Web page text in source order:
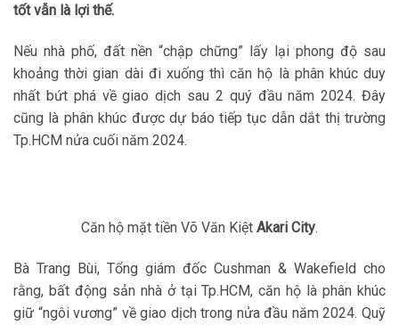
tốt vẫn là lợi thế.
Nếu nhà phố, đất nền “chập chững” lấy lại phong độ sau
khoảng thời gian dài đi xuống thì căn hộ là phân khúc duy
nhất bứt phá về giao dịch sau 2 quý đầu năm 2024. Đây
cũng là phân khúc được dự báo tiếp tục dẫn dắt thị trường
Tp.HCM nửa cuối năm 2024.
Căn hộ mặt tiền Võ Văn Kiệt Akari City.
Bà Trang Bùi, Tổng giám đốc Cushman & Wakefield cho
rằng, bất động sản nhà ở tại Tp.HCM, căn hộ là phân khúc
giữ “ngôi vương” về giao dịch trong nửa đầu năm 2024. Quỹ